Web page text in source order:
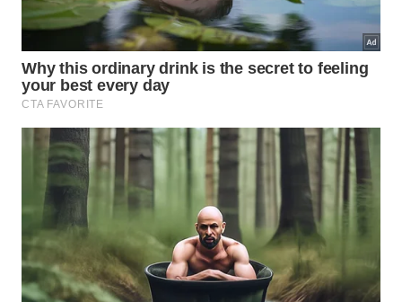
A organização do ambiente antes de dormir é fundamental
para garantir uma noite de sono tranquila e reparadora
para toda a família. – Imagem gerada por IA
Misturar os componentes na temperatura correta
garante a perfeita homogeneização e eficácia do
produto caseiro. Essa combinação protege a pele
das crianças e aromatiza o cômodo, servindo como
uma barreira física invisível ideal para manter o